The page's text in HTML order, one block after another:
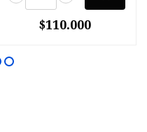
$110.000